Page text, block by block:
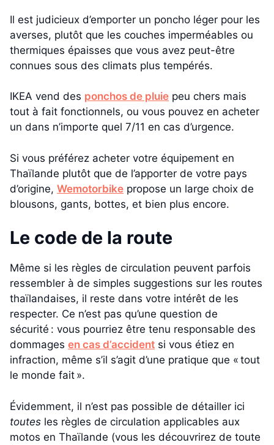
Il est judicieux d’emporter un poncho léger pour les
averses, plutôt que les couches imperméables ou
thermiques épaisses que vous avez peut-être
connues sous des climats plus tempérés.
IKEA vend des ponchos de pluie peu chers mais
tout à fait fonctionnels, ou vous pouvez en acheter
un dans n’importe quel 7/11 en cas d’urgence.
Si vous préférez acheter votre équipement en
Thaïlande plutôt que de l’apporter de votre pays
d’origine, Wemotorbike propose un large choix de
blousons, gants, bottes, et bien plus encore.
Le code de la route
Même si les règles de circulation peuvent parfois
ressembler à de simples suggestions sur les routes
thaïlandaises, il reste dans votre intérêt de les
respecter. Ce n’est pas qu’une question de
sécurité : vous pourriez être tenu responsable des
dommages en cas d’accident si vous étiez en
infraction, même s’il s’agit d’une pratique que « tout
le monde fait ».
Évidemment, il n’est pas possible de détailler ici
toutes les règles de circulation applicables aux
motos en Thaïlande (vous les découvrirez de toute